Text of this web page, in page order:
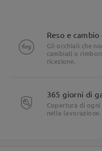
Reso e
Gli occhiali che
cambiati o
ricezione.
365 giorni di
Copertura di
nella lavorazione.